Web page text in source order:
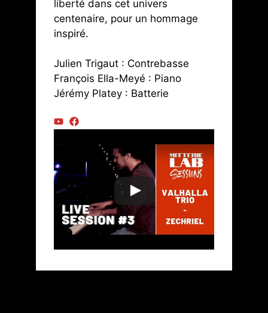
liberté dans cet univers
centenaire, pour un hommage
inspiré.
Julien Trigaut : Contrebasse
François Ella-Meyé : Piano
Jérémy Platey : Batterie